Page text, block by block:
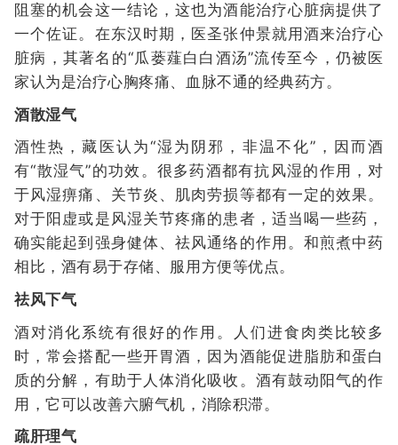
阻塞的机会这一结论，这也为酒能治疗心脏病提供了
一个佐证。在东汉时期，医圣张仲景就用酒来治疗心
脏病，其著名的“瓜蒌薤白白酒汤”流传至今，仍被医
家认为是治疗心胸疼痛、血脉不通的经典药方。
酒散湿气
酒性热，藏医认为“湿为阴邪，非温不化”，因而酒
有“散湿气”的功效。很多药酒都有抗风湿的作用，对
于风湿痹痛、关节炎、肌肉劳损等都有一定的效果。
对于阳虚或是风湿关节疼痛的患者，适当喝一些药，
确实能起到强身健体、祛风通络的作用。和煎煮中药
相比，酒有易于存储、服用方便等优点。
祛风下气
酒对消化系统有很好的作用。人们进食肉类比较多
时，常会搭配一些开胃酒，因为酒能促进脂肪和蛋白
质的分解，有助于人体消化吸收。酒有鼓动阳气的作
用，它可以改善六腑气机，消除积滞。
疏肝理气